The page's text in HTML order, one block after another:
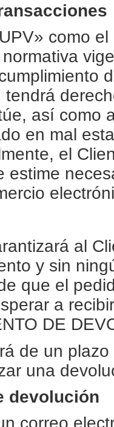
como
tendrá
así como
en mal
el
estime
al
y sin
que el
a
DE
de un
una
devolución